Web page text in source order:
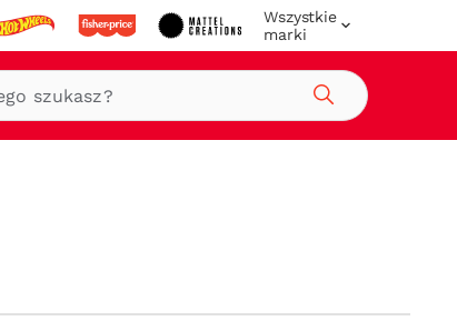
Wszystkie
marki
Szukaj